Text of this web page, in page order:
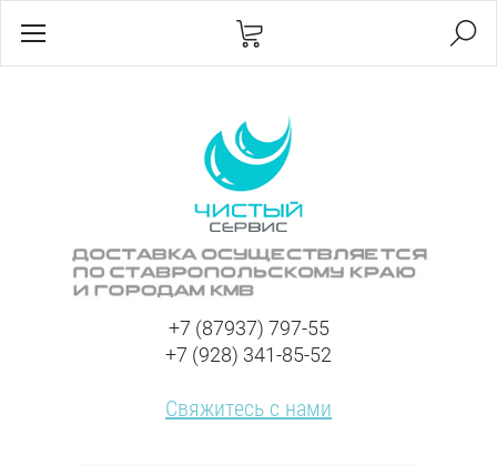
+7 (87937) 797-55
+7 (928) 341-85-52
Свяжитесь с нами